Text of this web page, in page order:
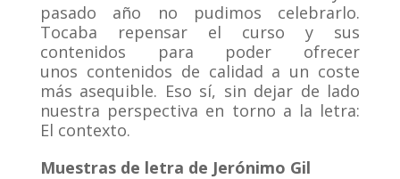
pasado año no pudimos celebrarlo.
Tocaba repensar el curso y sus
contenidos para poder ofrecer
unos contenidos de calidad a un coste
más asequible. Eso sí, sin dejar de lado
nuestra perspectiva en torno a la letra:
El contexto.
Muestras de letra de Jerónimo Gil